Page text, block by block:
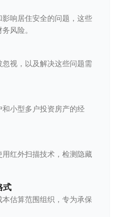
响居住安全的问题，这些
风险。
视，以及解决这些问题需
小型多户投资房产的经
红外扫描技术，检测隐藏
式
估算范围组织，专为承保